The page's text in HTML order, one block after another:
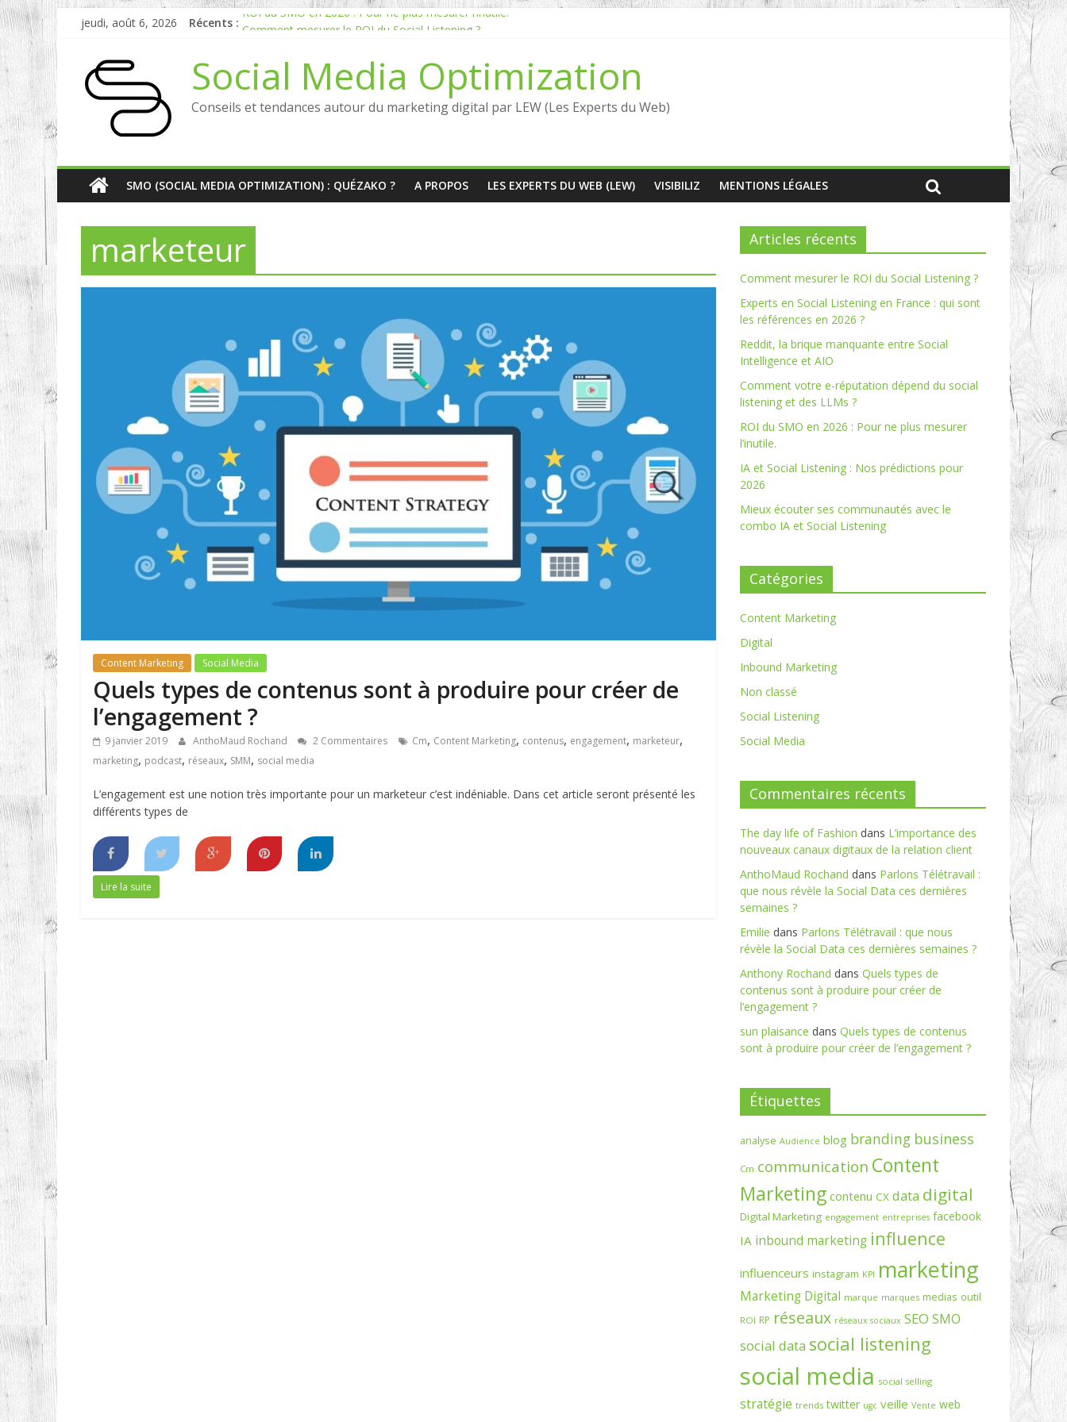
jeudi, août 6, 2026 Récents : ROI du SMO en 2026 : Pour ne plus mesurer l’inutile.
Experts en Social Listening en France : qui sont les références en 2026 ?
Reddit, la brique manquante entre Social Intelligence et AIO
Comment votre e-réputation dépend du social listening et des LLMs ?
Social Media Optimization
Conseils et tendances autour du marketing digital par LEW (Les Experts du Web)
SMO (SOCIAL MEDIA OPTIMIZATION) : QUÉZAKO ? A PROPOS LES EXPERTS DU WEB (LEW) VISIBILIZ MENTIONS LÉGALES
marketeur
Content Marketing Social Media
Quels types de contenus sont à produire pour créer de
l’engagement ?
9 janvier 2019 AnthoMaud Rochand 2 Commentaires Cm, Content Marketing, contenus, engagement, marketeur,
marketing, podcast, réseaux, SMM, social media
L’engagement est une notion très importante pour un marketeur c’est indéniable. Dans cet article seront présenté les
différents types de
Lire la suite
Articles récents
Comment mesurer le ROI du Social Listening ?
Experts en Social Listening en France : qui sont
les références en 2026 ?
Reddit, la brique manquante entre Social
Intelligence et AIO
Comment votre e-réputation dépend du social
listening et des LLMs ?
ROI du SMO en 2026 : Pour ne plus mesurer
l’inutile.
IA et Social Listening : Nos prédictions pour
2026
Mieux écouter ses communautés avec le
combo IA et Social Listening
Catégories
Content Marketing
Digital
Inbound Marketing
Non classé
Social Listening
Social Media
Commentaires récents
The day life of Fashion dans L’importance des
nouveaux canaux digitaux de la relation client
AnthoMaud Rochand dans Parlons Télétravail :
que nous révèle la Social Data ces dernières
semaines ?
Emilie dans Parlons Télétravail : que nous
révèle la Social Data ces dernières semaines ?
Anthony Rochand dans Quels types de
contenus sont à produire pour créer de
l’engagement ?
sun plaisance dans Quels types de contenus
sont à produire pour créer de l’engagement ?
Étiquettes
analyse Audience blog branding business
Cm communication Content
Marketing contenu CX data digital
Digital Marketing engagement entreprises facebook
IA inbound marketing influence
influenceurs instagram KPI marketing
Marketing Digital marque marques medias outil
ROI RP réseaux réseaux sociaux SEO SMO
social data social listening
social media social selling
stratégie trends twitter ugc veille Vente web